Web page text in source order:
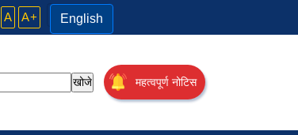
A A+ English
महत्वपूर्ण नोटिस